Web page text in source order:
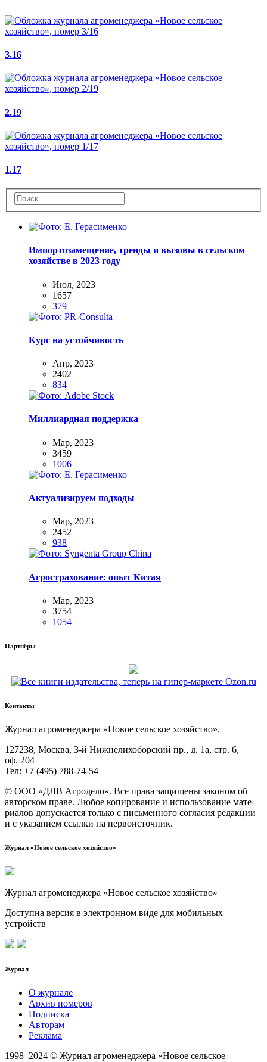
3.16
2.19
1.17
Импортозамещение, тренды и вызовы в сельском
хозяйстве в 2023 году
Июл, 2023
1657
379
Курс на устойчивость
Апр, 2023
2402
834
Миллиардная поддержка
Мар, 2023
3459
1006
Актуализируем подходы
Мар, 2023
2452
938
Агрострахование: опыт Китая
Мар, 2023
3754
1054
Партнёры
Контакты
Жур­нал агро­ме­не­дже­ра «Новое сель­ское хозяйство».
127238, Москва, 3‑й Ниж­не­ли­хо­бор­ский пр., д. 1а, стр. 6,
оф. 204
Тел: +7 (495) 788‑74‑54
© ООО «ДЛВ Агро­де­ло». Все пра­ва защи­ще­ны зако­ном об
автор­ском пра­ве. Любое копи­ро­ва­ние и исполь­зо­ва­ние мате­
ри­а­лов допус­ка­ет­ся толь­ко с пись­мен­но­го согла­сия редак­ции
и с ука­за­ни­ем ссыл­ки на первоисточник.
Журнал «Новое сельское хозяйство»
Журнал агроменеджера «Новое сельское хозяйство»
Доступна версия в электронном виде для мобильных
устройств
Журнал
О журнале
Архив номеров
Подписка
Авторам
Реклама
1998–2024 © Журнал агроменеджера «Новое сельское